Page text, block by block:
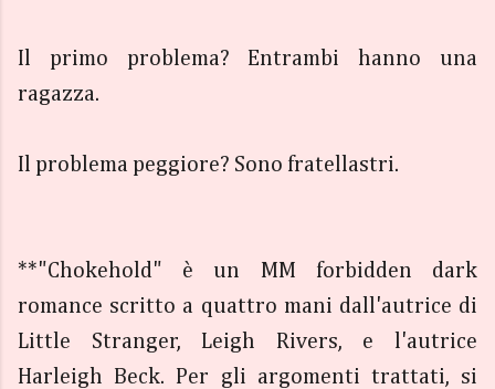
Il primo problema? Entrambi hanno una
ragazza.
Il problema peggiore? Sono fratellastri.
**"Chokehold" è un MM forbidden dark
romance scritto a quattro mani dall'autrice di
Little Stranger, Leigh Rivers, e l'autrice
Harleigh Beck. Per gli argomenti trattati, si